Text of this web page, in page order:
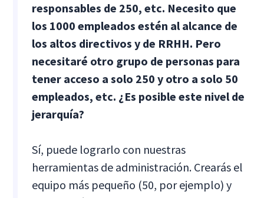
responsables de 250, etc. Necesito que
los 1000 empleados estén al alcance de
los altos directivos y de RRHH. Pero
necesitaré otro grupo de personas para
tener acceso a solo 250 y otro a solo 50
empleados, etc. ¿Es posible este nivel de
jerarquía?
Sí, puede lograrlo con nuestras
herramientas de administración. Crearás el
equipo más pequeño (50, por ejemplo) y